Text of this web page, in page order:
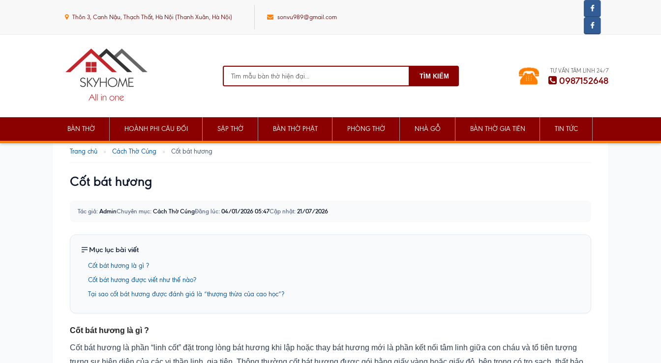
Thôn 3, Canh Nậu, Thạch Thất, Hà Nội (Thanh Xuân, Hà Nội) sonvu989@gmail.com
TÌM KIẾM
TƯ VẤN TÂM LINH 24/7
0987152648
BÀN THỜ HOÀNH PHI CÂU ĐỐI SẬP THỜ BÀN THỜ PHẬT PHÒNG THỜ NHÀ GỖ BÀN THỜ GIA TIÊN TIN TỨC
Trang chủ » Cách Thờ Cúng » Cốt bát hương
Cốt bát hương
Tác giả: AdminChuyên mục: Cách Thờ CúngĐăng lúc: 04/01/2026 05:47Cập nhật: 21/07/2026
Mục lục bài viết
Cốt bát hương là gì ?
Cốt bát hương được viết như thế nào?
Tại sao cốt bát hương được đánh giá là “thượng thừa của cao học”?
Cốt bát hương là gì ?
Cốt bát hương là phần “linh cốt” đặt trong lòng bát hương khi lập hoặc thay bát hương mới là phần kết nối tâm linh giữa con cháu và tổ tiên tượng